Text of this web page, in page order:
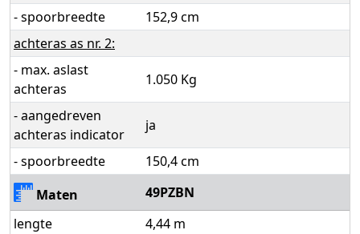
- spoorbreedte
152,9 cm
achteras as nr. 2:
- max. aslast
achteras
1.050 Kg
- aangedreven
achteras indicator
ja
- spoorbreedte
150,4 cm
Maten
49PZBN
lengte
4,44 m